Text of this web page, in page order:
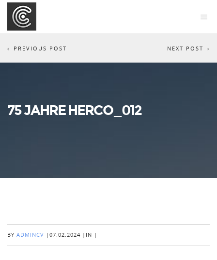
NEXT POST
PREVIOUS POST
75 JAHRE HERCO_012
BY ADMINCV | 07.02.2024 | IN |